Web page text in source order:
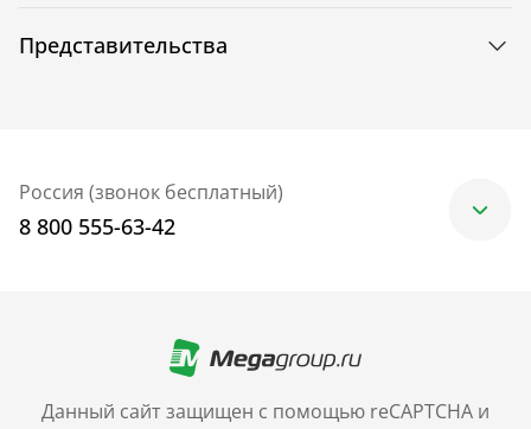
Данный сайт защищен с помощью reCAPTCHA и
Представительства
Россия (звонок бесплатный)
8 800 555-63-42
+7 (499) 705-30-10
Санкт-Петербург